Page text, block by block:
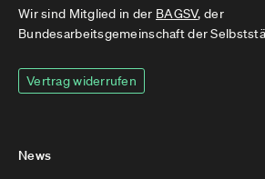
Wir sind Mitglied in der BAGSV, der
Bundesarbeitsgemeinschaft der
Vertrag widerrufen
News